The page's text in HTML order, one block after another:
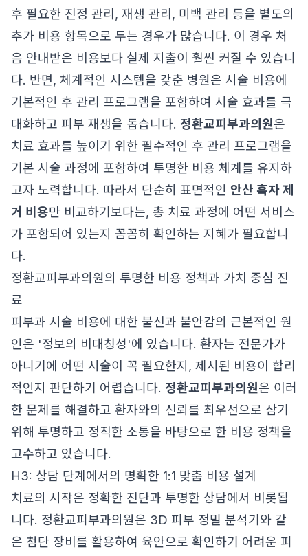
후 필요한 진정 관리, 재생 관리, 미백 관리 등을 별도의
추가 비용 항목으로 두는 경우가 많습니다. 이 경우 처
음 안내받은 비용보다 실제 지출이 훨씬 커질 수 있습니
다. 반면, 체계적인 시스템을 갖춘 병원은 시술 비용에
기본적인 후 관리 프로그램을 포함하여 시술 효과를 극
대화하고 피부 재생을 돕습니다. 정환교피부과의원은
치료 효과를 높이기 위한 필수적인 후 관리 프로그램을
기본 시술 과정에 포함하여 투명한 비용 체계를 유지하
고자 노력합니다. 따라서 단순히 표면적인 안산 흑자 제
거 비용만 비교하기보다는, 총 치료 과정에 어떤 서비스
가 포함되어 있는지 꼼꼼히 확인하는 지혜가 필요합니
다.
정환교피부과의원의 투명한 비용 정책과 가치 중심 진
료
피부과 시술 비용에 대한 불신과 불안감의 근본적인 원
인은 '정보의 비대칭성'에 있습니다. 환자는 전문가가
아니기에 어떤 시술이 꼭 필요한지, 제시된 비용이 합리
적인지 판단하기 어렵습니다. 정환교피부과의원은 이러
한 문제를 해결하고 환자와의 신뢰를 최우선으로 삼기
위해 투명하고 정직한 소통을 바탕으로 한 비용 정책을
고수하고 있습니다.
H3: 상담 단계에서의 명확한 1:1 맞춤 비용 설계
치료의 시작은 정확한 진단과 투명한 상담에서 비롯됩
니다. 정환교피부과의원은 3D 피부 정밀 분석기와 같
은 첨단 장비를 활용하여 육안으로 확인하기 어려운 피